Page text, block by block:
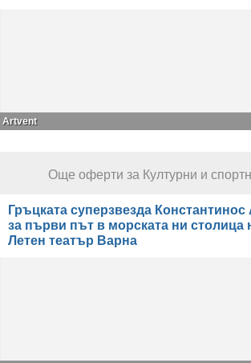
Artvent
Още оферти за Културни и
Гръцката суперзвезда Константинос
за първи път в морската ни столица
Летен театър Варна